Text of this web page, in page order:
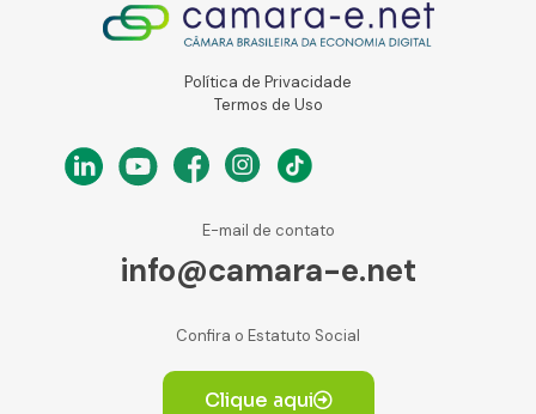
Política de Privacidade
Termos de Uso
E-mail de contato
info@camara-e.net
Confira o Estatuto Social
Clique aqui